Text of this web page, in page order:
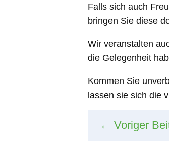
Falls sich auch
bringen Sie diese
Wir veranstalten
die Gelegenheit
Kommen Sie
lassen sie sich die
← Voriger